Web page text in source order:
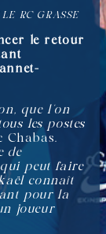
RC GRASSE
le retour
que l’on
les postes
Chabas.
de
qui peut faire
connaît
pour la
joueur